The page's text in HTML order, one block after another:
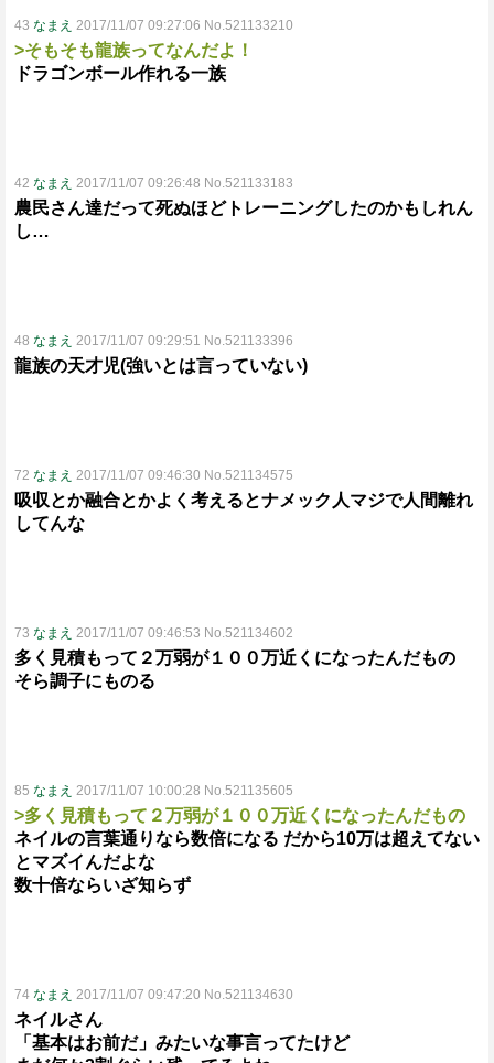
43 なまえ 2017/11/07 09:27:06 No.521133210
>そもそも龍族ってなんだよ！
ドラゴンボール作れる一族
42 なまえ 2017/11/07 09:26:48 No.521133183
農民さん達だって死ぬほどトレーニングしたのかもしれん
し…
48 なまえ 2017/11/07 09:29:51 No.521133396
龍族の天才児(強いとは言っていない)
72 なまえ 2017/11/07 09:46:30 No.521134575
吸収とか融合とかよく考えるとナメック人マジで人間離れ
してんな
73 なまえ 2017/11/07 09:46:53 No.521134602
多く見積もって２万弱が１００万近くになったんだもの
そら調子にものる
85 なまえ 2017/11/07 10:00:28 No.521135605
>多く見積もって２万弱が１００万近くになったんだもの
ネイルの言葉通りなら数倍になる だから10万は超えてない
とマズイんだよな
数十倍ならいざ知らず
74 なまえ 2017/11/07 09:47:20 No.521134630
ネイルさん
「基本はお前だ」みたいな事言ってたけど